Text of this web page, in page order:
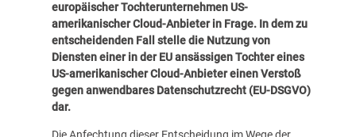
europäischer Tochterunternehmen US-
amerikanischer Cloud-Anbieter in Frage. In dem zu
entscheidenden Fall stelle die Nutzung von
Diensten einer in der EU ansässigen Tochter eines
US-amerikanischer Cloud-Anbieter einen Verstoß
gegen anwendbares Datenschutzrecht (EU-DSGVO)
dar.